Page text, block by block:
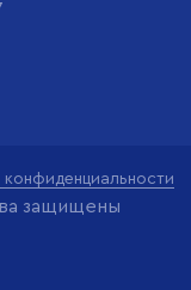
конфиденциальности
защищены